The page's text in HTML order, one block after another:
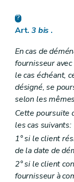
Art.3 bis .
En cas de
fournisseur
le cas échéant,
désigné, se
selon les
Cette poursuite
les cas suivants:
1° si le client
de la date de
2° si le client
fournisseur à